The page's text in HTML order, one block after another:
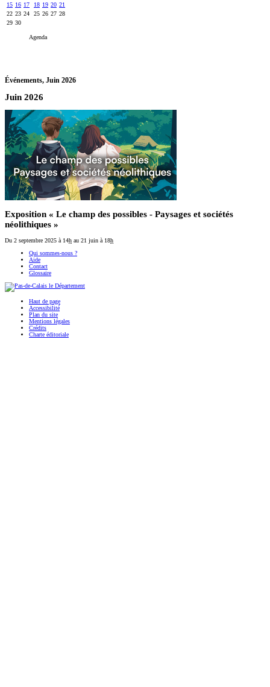
15 16 17 18 19 20 21
22 23 24 25 26 27 28
29 30
Agenda
Événements, Juin 2026
Juin 2026
Exposition « Le champ des possibles - Paysages et sociétés
néolithiques »
Du 2 septembre 2025 à 14h au 21 juin à 18h
Qui sommes-nous ?
Aide
Contact
Glossaire
Haut de page
Accessibilité
Plan du site
Mentions légales
Crédits
Charte éditoriale